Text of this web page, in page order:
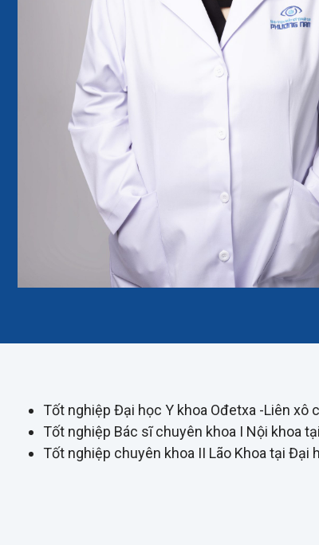
Tốt nghiệp Đại học Y khoa Ođetxa -Liên xô
Tốt nghiệp Bác sĩ chuyên khoa I Nội khoa
Tốt nghiệp chuyên khoa II Lão Khoa tại Đại